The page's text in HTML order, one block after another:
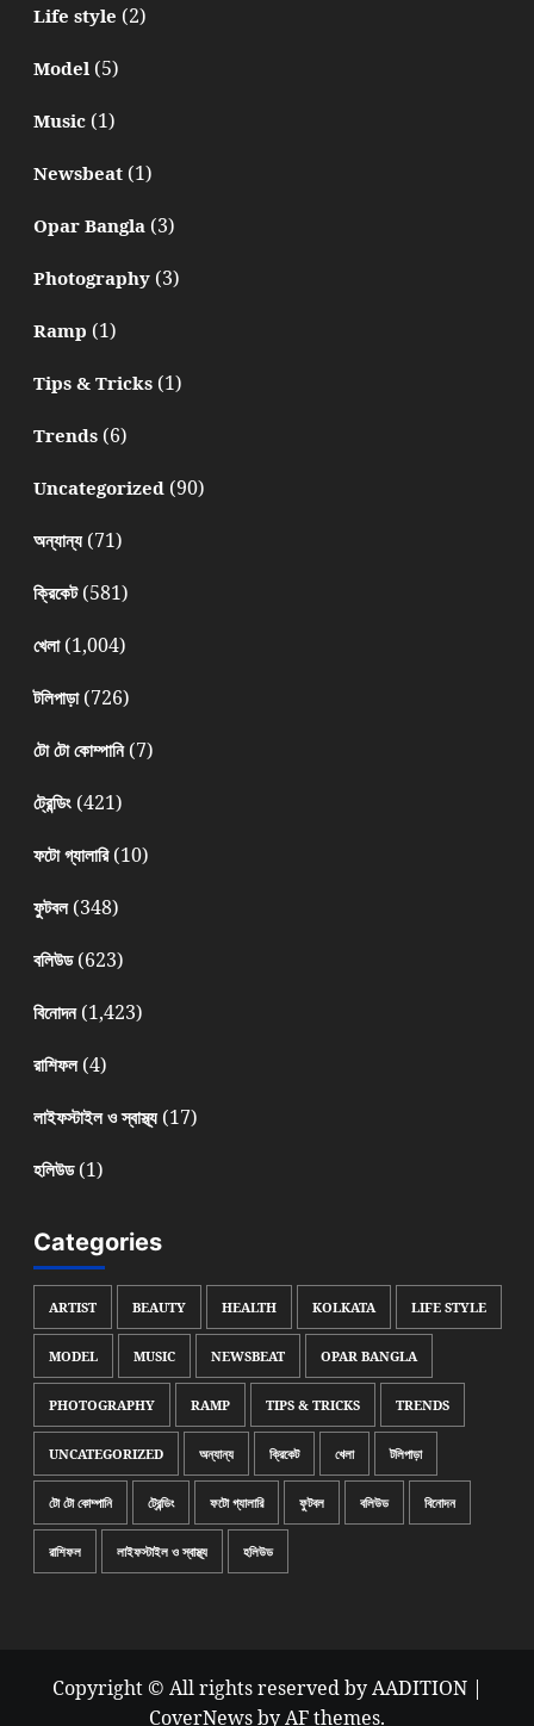
Life style (2)
Model(5)
Music(1)
Newsbeat(1)
Opar Bangla(3)
Photography(3)
Ramp (1)
Tips & Tricks(1)
Trends(6)
Uncategorized(90)
অন্যান্য(71)
ক্রিকেট(581)
খেলা(1,004)
টলিপাড়া(726)
টো টো কোম্পানি(7)
ট্রেন্ডিং(421)
ফটো গ্যালারি(10)
ফুটবল(348)
বলিউড(623)
বিনোদন(1,423)
রাশিফল(4)
লাইফস্টাইল ও স্বাস্থ্য(17)
হলিউড(1)
Categories
ARTIST BEAUTY HEALTH KOLKATA LIFE STYLE
MODEL MUSIC NEWSBEAT OPAR BANGLA
PHOTOGRAPHY RAMP TIPS & TRICKS TRENDS
UNCATEGORIZED অন্যান্য ক্রিকেট খেলা টলিপাড়া
টো টো কোম্পানি ট্রেন্ডিং ফটো গ্যালারি ফুটবল বলিউড বিনোদন
রাশিফল লাইফস্টাইল ও স্বাস্থ্য হলিউড
Copyright © All rights reserved by AADITION |
CoverNewsby AF themes.